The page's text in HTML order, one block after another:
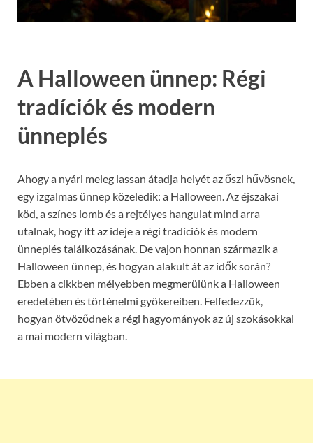
A Halloween ünnep: Régi
tradíciók és modern
ünneplés
Ahogy a nyári meleg lassan átadja helyét az őszi hűvösnek,
egy izgalmas ünnep közeledik: a Halloween. Az éjszakai
köd, a színes lomb és a rejtélyes hangulat mind arra
utalnak, hogy itt az ideje a régi tradíciók és modern
ünneplés találkozásának. De vajon honnan származik a
Halloween ünnep, és hogyan alakult át az idők során?
Ebben a cikkben mélyebben megmerülünk a Halloween
eredetében és történelmi gyökereiben. Felfedezzük,
hogyan ötvöződnek a régi hagyományok az új szokásokkal
a mai modern világban.